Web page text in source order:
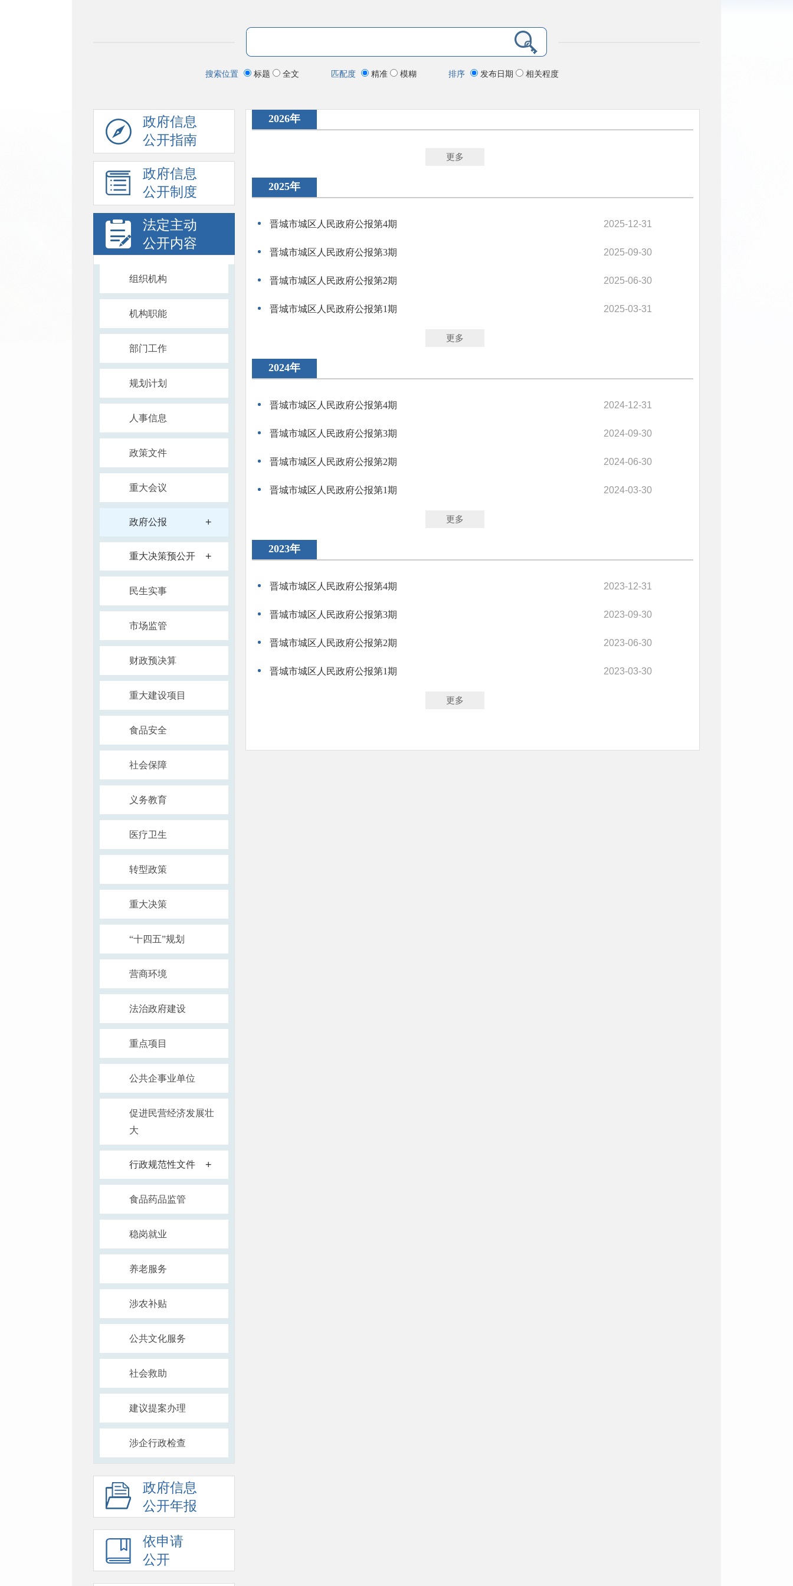
搜索位置 标题 全文 匹配度 精准 模糊 排序 发布日期 相关程度
政府信息
公开指南
政府信息
公开制度
法定主动
公开内容
组织机构
机构职能
部门工作
规划计划
人事信息
政策文件
重大会议
政府公报 +
重大决策预公开 +
民生实事
市场监管
财政预决算
重大建设项目
食品安全
社会保障
义务教育
医疗卫生
转型政策
重大决策
“十四五”规划
营商环境
法治政府建设
重点项目
公共企事业单位
促进民营经济发展壮
大
行政规范性文件 +
食品药品监管
稳岗就业
养老服务
涉农补贴
公共文化服务
社会救助
建议提案办理
涉企行政检查
政府信息
公开年报
依申请
公开
2026年
更多
2025年
2025-12-31
晋城市城区人民政府公报第4期
2025-09-30
晋城市城区人民政府公报第3期
2025-06-30
晋城市城区人民政府公报第2期
2025-03-31
晋城市城区人民政府公报第1期
更多
2024年
2024-12-31
晋城市城区人民政府公报第4期
2024-09-30
晋城市城区人民政府公报第3期
2024-06-30
晋城市城区人民政府公报第2期
2024-03-30
晋城市城区人民政府公报第1期
更多
2023年
2023-12-31
晋城市城区人民政府公报第4期
2023-09-30
晋城市城区人民政府公报第3期
2023-06-30
晋城市城区人民政府公报第2期
2023-03-30
晋城市城区人民政府公报第1期
更多